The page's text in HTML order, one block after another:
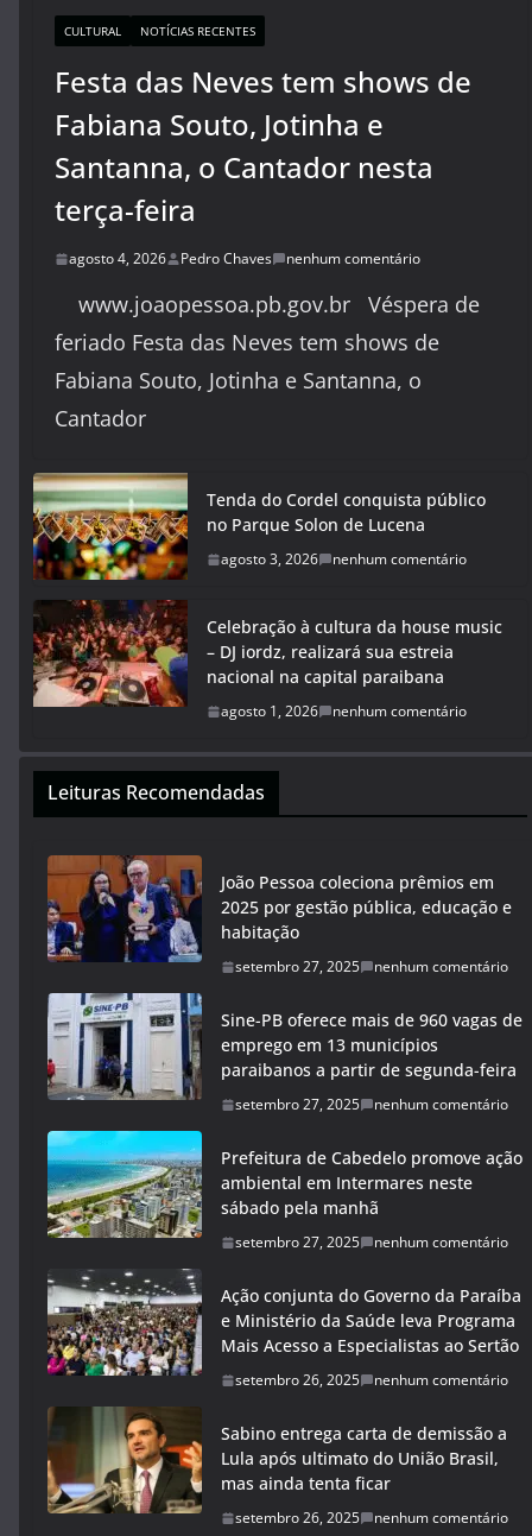
CULTURAL NOTÍCIAS RECENTES
Festa das Neves tem shows de
Fabiana Souto, Jotinha e
Santanna, o Cantador nesta
terça-feira
agosto 4, 2026 Pedro Chaves nenhum comentário
www.joaopessoa.pb.gov.br Véspera de
feriado Festa das Neves tem shows de
Fabiana Souto, Jotinha e Santanna, o
Cantador
Tenda do Cordel conquista público
no Parque Solon de Lucena
agosto 3, 2026 nenhum comentário
Celebração à cultura da house music
– DJ iordz, realizará sua estreia
nacional na capital paraibana
agosto 1, 2026 nenhum comentário
Leituras Recomendadas
João Pessoa coleciona prêmios em
2025 por gestão pública, educação e
habitação
setembro 27, 2025 nenhum comentário
Sine-PB oferece mais de 960 vagas de
emprego em 13 municípios
paraibanos a partir de segunda-feira
setembro 27, 2025 nenhum comentário
Prefeitura de Cabedelo promove ação
ambiental em Intermares neste
sábado pela manhã
setembro 27, 2025 nenhum comentário
Ação conjunta do Governo da Paraíba
e Ministério da Saúde leva Programa
Mais Acesso a Especialistas ao Sertão
setembro 26, 2025 nenhum comentário
Sabino entrega carta de demissão a
Lula após ultimato do União Brasil,
mas ainda tenta ficar
setembro 26, 2025 nenhum comentário